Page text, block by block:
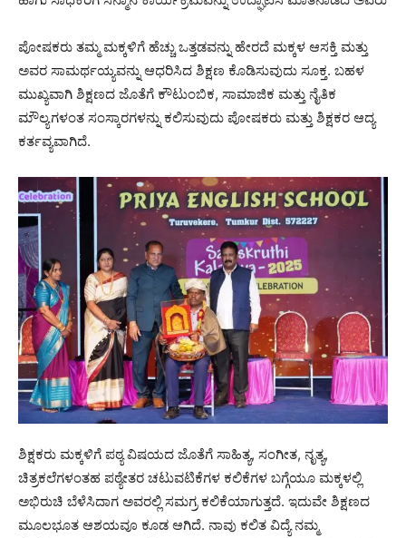
ಪೋಷಕರು ತಮ್ಮ ಮಕ್ಕಳಿಗೆ ಹೆಚ್ಚು ಒತ್ತಡವನ್ನು ಹೇರದೆ ಮಕ್ಕಳ ಆಸಕ್ತಿ ಮತ್ತು
ಅವರ ಸಾಮರ್ಥಯ್ಯವನ್ನು ಆಧರಿಸಿದ ಶಿಕ್ಷಣ ಕೊಡಿಸುವುದು ಸೂಕ್ತ. ಬಹಳ
ಮುಖ್ಯವಾಗಿ ಶಿಕ್ಷಣದ ಜೊತೆಗೆ ಕೌಟುಂಬಿಕ, ಸಾಮಾಜಿಕ ಮತ್ತು ನೈತಿಕ
ಮೌಲ್ಯಗಳಂತ ಸಂಸ್ಕಾರಗಳನ್ನು ಕಲಿಸುವುದು ಪೋಷಕರು ಮತ್ತು ಶಿಕ್ಷಕರ ಆದ್ಯ
ಕರ್ತವ್ಯವಾಗಿದೆ.
ಶಿಕ್ಷಕರು ಮಕ್ಕಳಿಗೆ ಪಠ್ಯ ವಿಷಯದ ಜೊತೆಗೆ ಸಾಹಿತ್ಯ, ಸಂಗೀತ, ನೃತ್ಯ,
ಚಿತ್ರಕಲೆಗಳಂತಹ ಪಠ್ಯೇತರ ಚಟುವಟಿಕೆಗಳ ಕಲಿಕೆಗಳ ಬಗ್ಗೆಯೂ ಮಕ್ಕಳಲ್ಲಿ
ಅಭಿರುಚಿ ಬೆಳೆಸಿದಾಗ ಅವರಲ್ಲಿ ಸಮಗ್ರ ಕಲಿಕೆಯಾಗುತ್ತದೆ. ಇದುವೇ ಶಿಕ್ಷಣದ
ಮೂಲಭೂತ ಆಶಯವೂ ಕೂಡ ಆಗಿದೆ. ನಾವು ಕಲಿತ ವಿದ್ಯೆ ನಮ್ಮ